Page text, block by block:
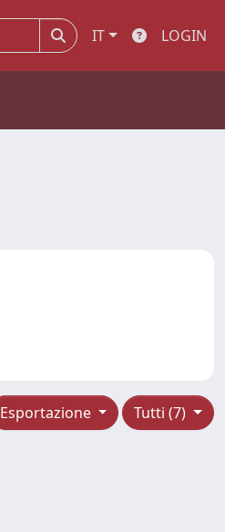
IT LOGIN
Tutti (7)
Esportazione